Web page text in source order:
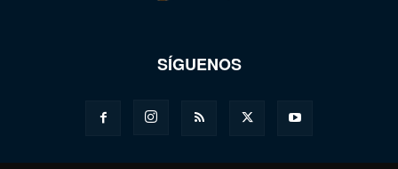
SÍGUENOS